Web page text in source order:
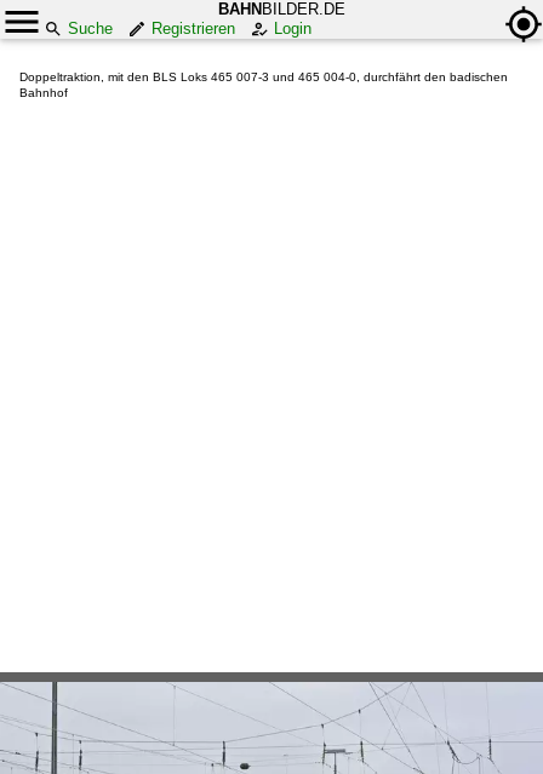
BAHN BILDER.DE
Suche
Registrieren Login
Doppeltraktion, mit den BLS Loks 465 007-3 und 465 004-0, durchfährt den badischen
Bahnhof